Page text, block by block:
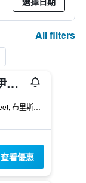
All filters
布里斯本伊麗莎白街宜必思尚品飯店
40 Elizabeth Street, 布里斯本, QLD, 澳洲
查看優惠